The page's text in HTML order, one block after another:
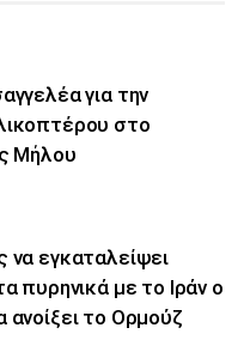
για την
στο
Μήλου
να εγκαταλείψει
πυρηνικά με το Ιράν ο
το Ορμούζ